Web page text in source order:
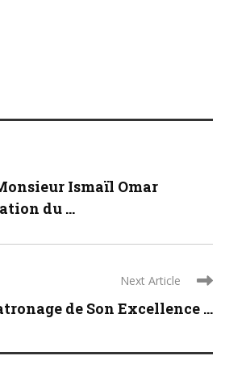
Ismaïl Omar
du ...
Next Article
de Son Excellence ...